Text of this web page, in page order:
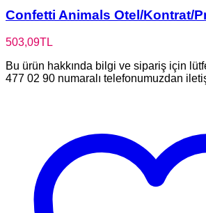
Confetti Animals Otel/Kontrat/
503,09TL
Bu ürün hakkında bilgi ve sipariş için
477 02 90 numaralı telefonumuzdan